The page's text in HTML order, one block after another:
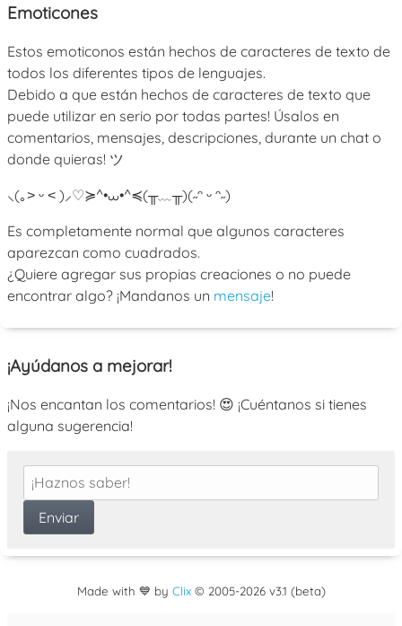
Emoticones
Estos emoticonos están hechos de caracteres de texto de
todos los diferentes tipos de lenguajes.
Debido a que están hechos de caracteres de texto que
puede utilizar en serio por todas partes! Úsalos en
comentarios, mensajes, descripciones, durante un chat o
donde quieras! ツ
⸜(｡˃ ᵕ ˂ )⸝♡≽^•⩊•^≼(╥﹏╥)(˶ᵔ ᵕ ᵔ˶)
Es completamente normal que algunos caracteres
aparezcan como cuadrados.
¿Quiere agregar sus propias creaciones o no puede
encontrar algo? ¡Mandanos un mensaje!
¡Ayúdanos a mejorar!
¡Nos encantan los comentarios! 😍 ¡Cuéntanos si tienes
alguna sugerencia!
Made with 💙 by Clix© 2005-2026 v3.1 (beta)